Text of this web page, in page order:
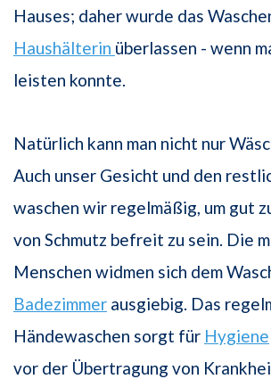
Hauses; daher wurde das
Haushälterin überlassen - wenn
leisten konnte.
Natürlich kann man nicht nur
Auch unser Gesicht und den
waschen wir regelmäßig, um gut
von Schmutz befreit zu sein. Die
Menschen widmen sich dem
Badezimmer ausgiebig. Das
Händewaschen sorgt für Hygiene
vor der Übertragung von